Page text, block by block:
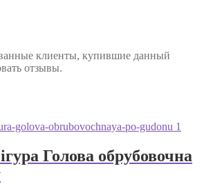
клиенты, купившие данный
отзывы.
Голова обрубовочна